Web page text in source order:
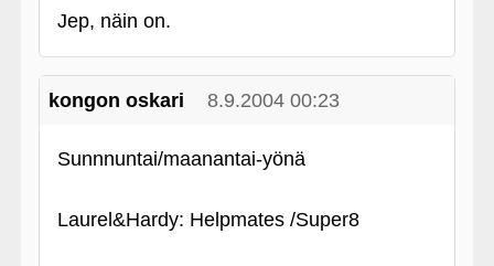
Jep, näin on.
kongon oskari 8.9.2004 00:23
Sunnnuntai/maanantai-yönä
Laurel&Hardy: Helpmates /Super8